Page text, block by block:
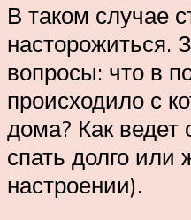
В таком случае
насторожиться.
вопросы: что в
происходило с
дома? Как ведет
спать долго или
настроении).